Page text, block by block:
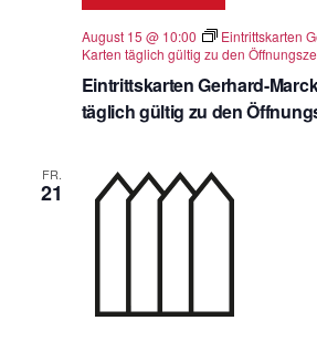
Eintrittskarten Gerhard-
täglich gültig zu den
August 15 @ 10:00
Eintrittskarten
Karten täglich gültig zu den
FR.
21